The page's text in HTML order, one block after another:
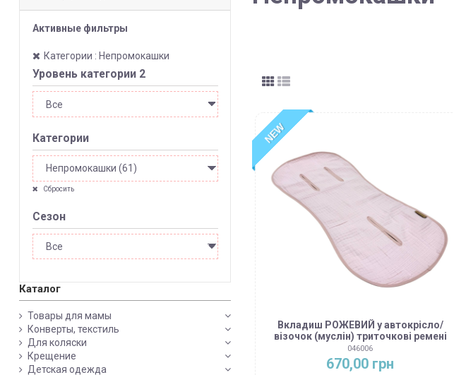
NEW
Вкладиш РОЖЕВИЙ у автокрісло/
візочок (муслін) триточкові ремені
046006
670,00 грн
Активные фильтры
Категории : Непромокашки
Уровень категории 2
Категории
Сбросить
Сезон
Каталог
Товары для мамы
Конверты, текстиль
Для коляски
Крещение
Детская одежда